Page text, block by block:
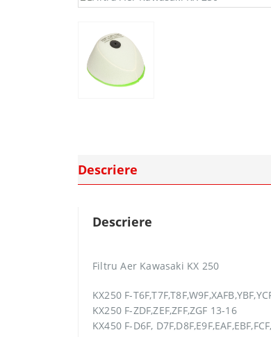
Descriere
Descriere
Filtru Aer Kawasaki KX 250
KX250 F-
KX250 F-ZDF,ZEF,ZFF,ZGF 13-16
KX450 F-D6F,